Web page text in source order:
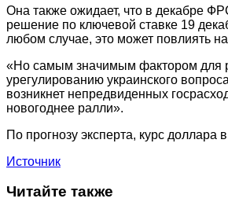
Она также ожидает, что в декабре
решение по ключевой ставке 19
любом случае, это может повлиять
«Но самым значимым фактором для
урегулированию украинского
возникнет непредвиденных
новогоднее ралли».
По прогнозу эксперта, курс
Источник
Читайте также